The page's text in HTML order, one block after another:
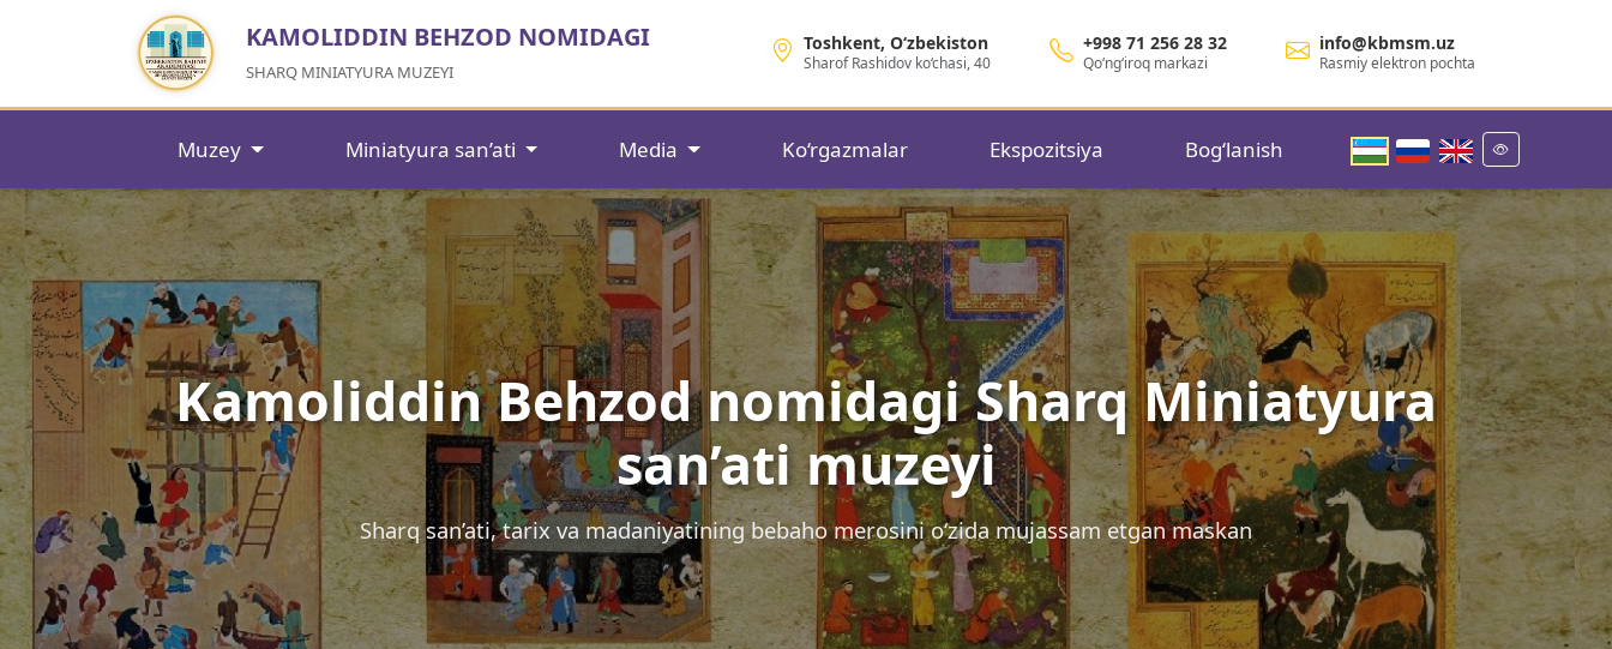
KAMOLIDDIN BEHZOD NOMIDAGI
SHARQ MINIATYURA MUZEYI
Toshkent, O‘zbekiston
Sharof Rashidov ko‘chasi, 40
+998 71 256 28 32
Qo‘ng‘iroq markazi
info@kbmsm.uz
Rasmiy elektron pochta
Muzey Miniatyura san’ati Media Ko‘rgazmalar Ekspozitsiya Bog‘lanish
Kamoliddin Behzod nomidagi Sharq Miniatyura
san’ati muzeyi
Sharq san’ati, tarix va madaniyatining bebaho merosini o‘zida mujassam etgan maskan